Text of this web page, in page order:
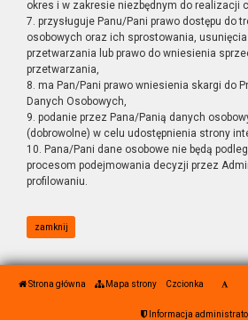
okres i w zakresie niezbędnym do realizacji
7. przysługuje Panu/Pani prawo dostępu do
osobowych oraz ich sprostowania,
przetwarzania lub prawo do wniesienia
przetwarzania,
8. ma Pan/Pani prawo wniesienia skargi do
Danych Osobowych,
9. podanie przez Pana/Panią danych
(dobrowolne) w celu udostępnienia strony
10. Pana/Pani dane osobowe nie będą
procesom podejmowania decyzji przez
profilowaniu.
zamknij
Strona główna Mapa strony Czcionka
Informacja